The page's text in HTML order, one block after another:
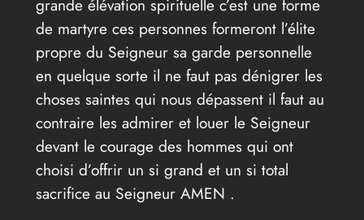
grande élévation spirituelle c’est une forme
de martyre ces personnes formeront l’élite
propre du Seigneur sa garde personnelle
en quelque sorte il ne faut pas dénigrer les
choses saintes qui nous dépassent il faut au
contraire les admirer et louer le Seigneur
devant le courage des hommes qui ont
choisi d’offrir un si grand et un si total
sacrifice au Seigneur AMEN .